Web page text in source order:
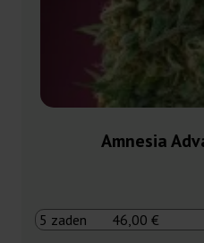
Amnesia